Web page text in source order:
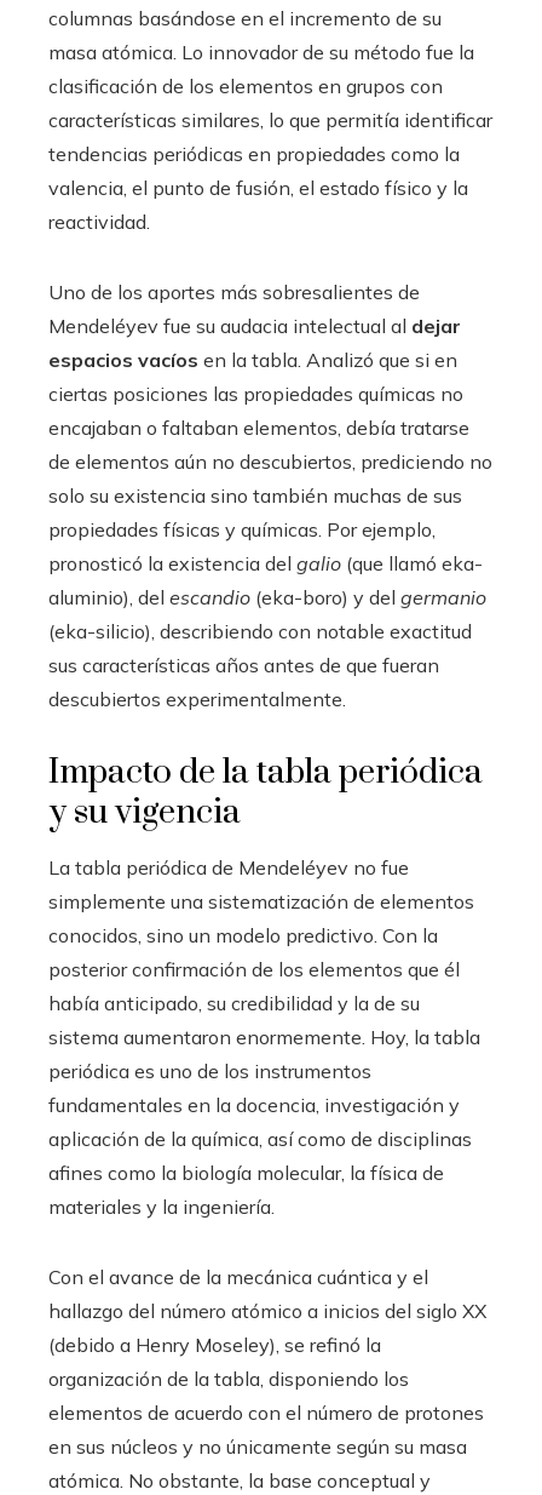
columnas basándose en el incremento de su
masa atómica. Lo innovador de su método fue la
clasificación de los elementos en grupos con
características similares, lo que permitía identificar
tendencias periódicas en propiedades como la
valencia, el punto de fusión, el estado físico y la
reactividad.
Uno de los aportes más sobresalientes de
Mendeléyev fue su audacia intelectual al dejar
espacios vacíos en la tabla. Analizó que si en
ciertas posiciones las propiedades químicas no
encajaban o faltaban elementos, debía tratarse
de elementos aún no descubiertos, prediciendo no
solo su existencia sino también muchas de sus
propiedades físicas y químicas. Por ejemplo,
pronosticó la existencia del galio (que llamó eka-
aluminio), del escandio (eka-boro) y del germanio
(eka-silicio), describiendo con notable exactitud
sus características años antes de que fueran
descubiertos experimentalmente.
Impacto de la tabla periódica
y su vigencia
La tabla periódica de Mendeléyev no fue
simplemente una sistematización de elementos
conocidos, sino un modelo predictivo. Con la
posterior confirmación de los elementos que él
había anticipado, su credibilidad y la de su
sistema aumentaron enormemente. Hoy, la tabla
periódica es uno de los instrumentos
fundamentales en la docencia, investigación y
aplicación de la química, así como de disciplinas
afines como la biología molecular, la física de
materiales y la ingeniería.
Con el avance de la mecánica cuántica y el
hallazgo del número atómico a inicios del siglo XX
(debido a Henry Moseley), se refinó la
organización de la tabla, disponiendo los
elementos de acuerdo con el número de protones
en sus núcleos y no únicamente según su masa
atómica. No obstante, la base conceptual y